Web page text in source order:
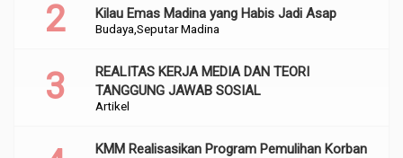
Budaya Seputar Madina
Kilau Emas Madina yang Habis Jadi Asap
Artikel
REALITAS KERJA MEDIA DAN TEORI
TANGGUNG JAWAB SOSIAL
KMM Realisasikan Program Pemulihan Korban